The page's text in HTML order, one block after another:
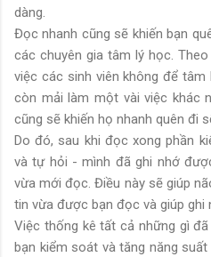
dàng.
Đọc nhanh cũng sẽ khiến bạn
các chuyên gia tâm lý học.
việc các sinh viên không để
còn mải làm một vài việc khác
cũng sẽ khiến họ nhanh quên đi
Do đó, sau khi đọc xong phần
và tự hỏi - mình đã ghi nhớ
vừa mới đọc. Điều này sẽ giúp
tin vừa được bạn đọc và giúp ghi
Việc thống kê tất cả những gì
bạn kiểm soát và tăng năng